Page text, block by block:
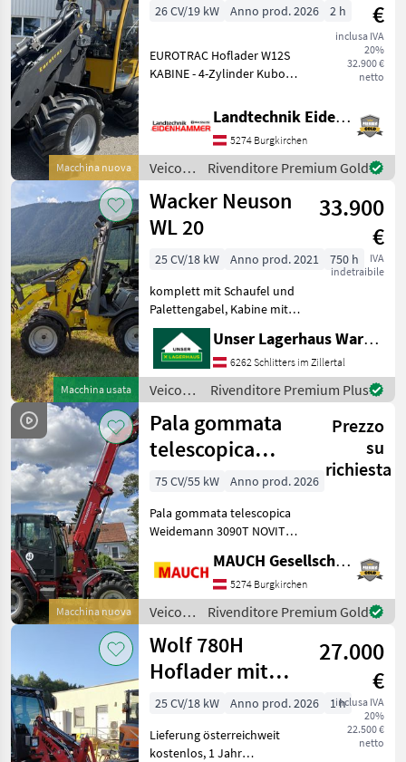
/
Macchina nuova
€
inclusa IVA
20%
32.900 €
netto
26 CV/19 kW Anno prod. 2026 2 h
EUROTRAC Hoflader W12S
KABINE - 4-Zylinder Kubota-
Vollkabine mit Heizung und
Lüftung - 2-stufiger
Fahrantrieb -
Zusatzhydraulik über Joys
Landtechnik Eidenhammer GmbH
5274 Burgkirchen
Veicoli
agricoli
a
motore
/
Eurotrac
Rivenditore Premium Gold
Macchina usata
Wacker Neuson
WL 20
33.900
€
IVA
indetraibile
25 CV/18 kW Anno prod. 2021
750 h
komplett mit Schaufel und
Palettengabel, Kabine mit
Heizung, Lenksäule
verstellbar, 3. Funktion,
Arbeitsscheinwerfer vorne
und hinten,
Anhängevorrichtung,
Beleuchtun
Unser Lagerhaus Warenhandelsges.m.b.H.
6262 Schlitters im Zillertal
Veicoli
agricoli
a
motore
/
Wacker
Rivenditore Premium Plus
Macchina nuova
Pala gommata
telescopica
Weidemann
3090T NOVITÀ
Prezzo
su
richiesta
75 CV/55 kW
Anno prod. 2026
Pala gommata telescopica
Weidemann 3090T NOVITÀ -
benna a 4985 mm - 75 PS -
cabina spaziosa e
confortevole - velocità di 20
km/h, 30 km/h
MAUCH Gesellschaft m.b.H. & Co.KG
5274 Burgkirchen
Veicoli
agricoli
a
motore
/
Weidemann
Rivenditore Premium Gold
Wolf 780H
Hoflader mit
Kabine, Kubota,
Garantie
27.000
€
inclusa IVA
20%
22.500 €
netto
25 CV/18 kW Anno prod. 2026
1 h
Lieferung österreichweit
kostenlos, 1 Jahr